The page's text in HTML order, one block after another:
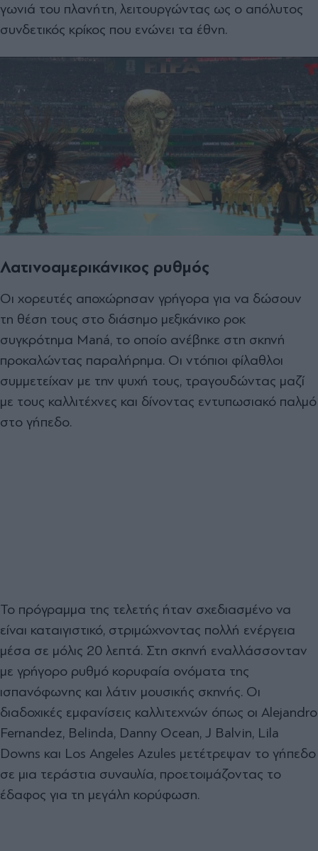
γωνιά του πλανήτη, λειτουργώντας ως ο απόλυτος
συνδετικός κρίκος που ενώνει τα έθνη.
Λατινοαμερικάνικος ρυθμός
Οι χορευτές αποχώρησαν γρήγορα για να δώσουν
τη θέση τους στο διάσημο μεξικάνικο ροκ
συγκρότημα Maná, το οποίο ανέβηκε στη σκηνή
προκαλώντας παραλήρημα. Οι ντόπιοι φίλαθλοι
συμμετείχαν με την ψυχή τους, τραγουδώντας μαζί
με τους καλλιτέχνες και δίνοντας εντυπωσιακό παλμό
στο γήπεδο.
Το πρόγραμμα της τελετής ήταν σχεδιασμένο να
είναι καταιγιστικό, στριμώχνοντας πολλή ενέργεια
μέσα σε μόλις 20 λεπτά. Στη σκηνή εναλλάσσονταν
με γρήγορο ρυθμό κορυφαία ονόματα της
ισπανόφωνης και λάτιν μουσικής σκηνής. Οι
διαδοχικές εμφανίσεις καλλιτεχνών όπως οι Alejandro
Fernandez, Belinda, Danny Ocean, J Balvin, Lila
Downs και Los Angeles Azules μετέτρεψαν το γήπεδο
σε μια τεράστια συναυλία, προετοιμάζοντας το
έδαφος για τη μεγάλη κορύφωση.